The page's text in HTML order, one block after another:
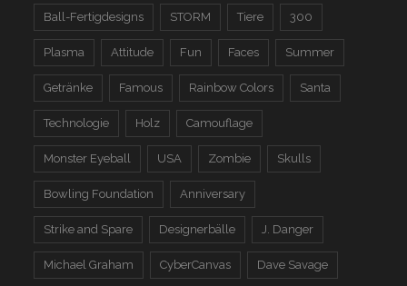
Ball-Fertigdesigns STORM Tiere 300
Plasma Attitude Fun Faces Summer
Getränke Famous Rainbow Colors Santa
Technologie Holz Camouflage
Monster Eyeball USA Zombie Skulls
Bowling Foundation Anniversary
Strike and Spare Designerbälle J. Danger
Michael Graham CyberCanvas Dave Savage